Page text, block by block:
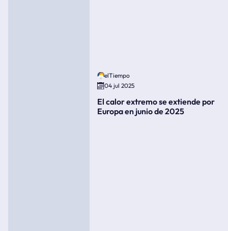
elTiempo
04 jul 2025
El calor extremo se extiende por
Europa en junio de 2025